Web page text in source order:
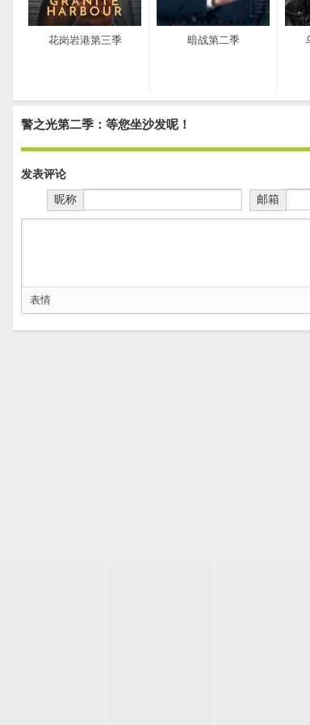
花岗岩港第三季 暗战第二季
警之光第二季：等您坐沙发呢！
发表评论
昵称
邮箱
表情